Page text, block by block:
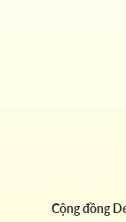
Cộng đồng